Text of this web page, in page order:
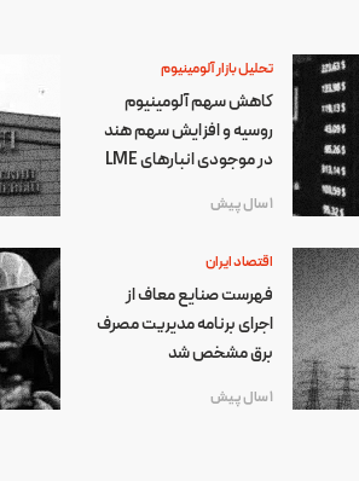
تحلیل بازار آلومینیوم
کاهش سهم آلومینیوم
روسیه و افزایش سهم هند
در موجودی انبارهای LME
1 سال پیش
اقتصاد ایران
فهرست صنایع معاف از
اجرای برنامه مدیریت مصرف
برق مشخص شد
1 سال پیش